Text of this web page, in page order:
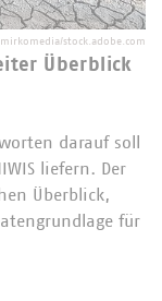
mirkomedia/stock.adobe.com
Überblick
darauf soll
liefern. Der
Überblick,
für